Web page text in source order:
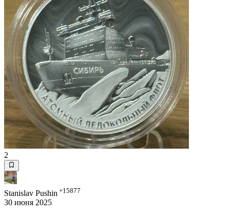
2
Stanislav Pushin +15877
30 июня 2025